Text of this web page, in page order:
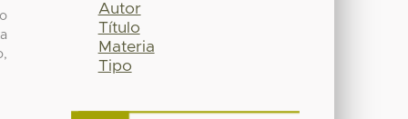
Autor
Título
Materia
Tipo